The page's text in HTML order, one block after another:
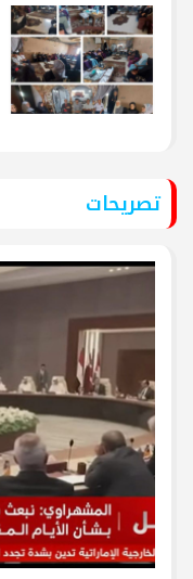
تصريحات